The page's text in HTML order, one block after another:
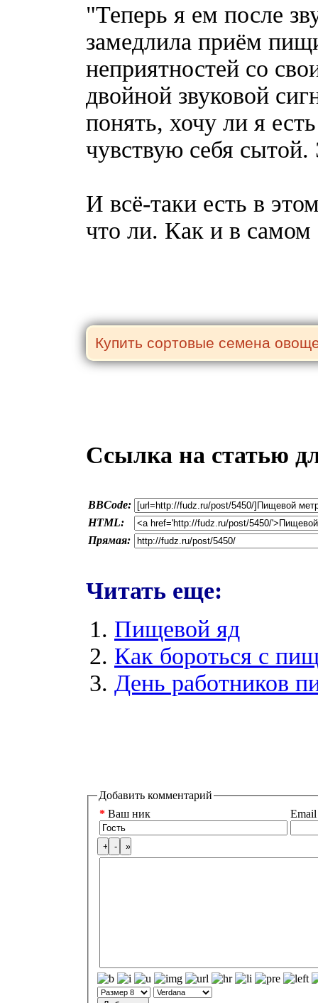
"Теперь я ем после
замедлила приём
неприятностей со
двойной звуковой
понять, хочу ли я
чувствую себя
И всё-таки есть в
что ли. Как и в самом
Ссылка на статью
BBCode:
HTML:
Прямая:
Читать еще:
Пищевой яд
Как бороться с
День работников
Добавить комментарий
* Ваш ник Email